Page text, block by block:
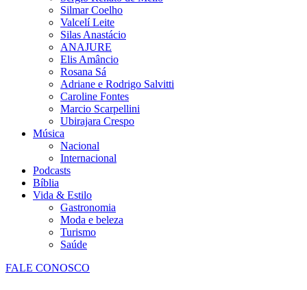
Silmar Coelho
Valcelí Leite
Silas Anastácio
ANAJURE
Elis Amâncio
Rosana Sá
Adriane e Rodrigo Salvitti
Caroline Fontes
Marcio Scarpellini
Ubirajara Crespo
Música
Nacional
Internacional
Podcasts
Bíblia
Vida & Estilo
Gastronomia
Moda e beleza
Turismo
Saúde
FALE CONOSCO